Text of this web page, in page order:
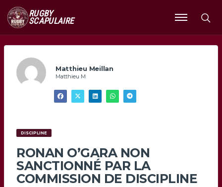
RUGBY
SCAPULAIRE
Ouvrir
le
Matthieu Meillan
Matthieu M
DISCIPLINE
RONAN O’GARA NON
SANCTIONNÉ PAR LA
COMMISSION DE DISCIPLINE